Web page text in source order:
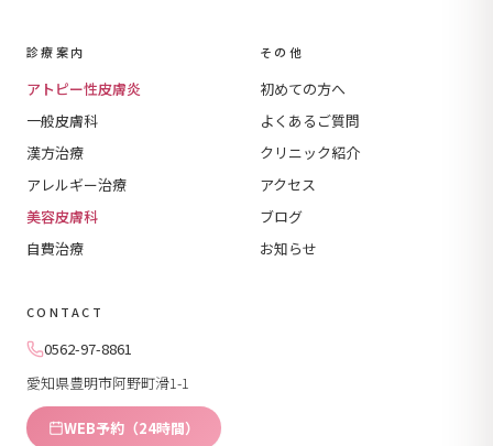
診療案内
アトピー性皮膚炎
一般皮膚科
漢方治療
アレルギー治療
美容皮膚科
自費治療
その他
初めての方へ
よくあるご質問
クリニック紹介
アクセス
ブログ
お知らせ
CONTACT
0562-97-8861
愛知県豊明市阿野町滑1-1
WEB予約（24時間）